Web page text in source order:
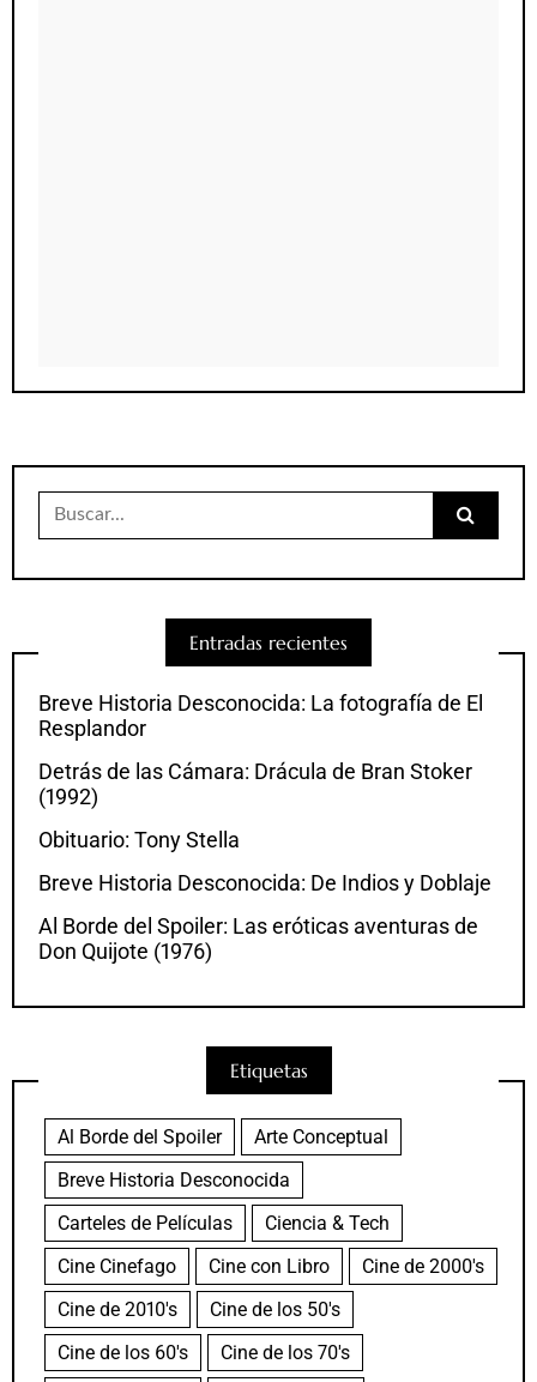
Buscar:
Entradas recientes
Breve Historia Desconocida: La fotografía de El
Resplandor
Detrás de las Cámara: Drácula de Bran Stoker
(1992)
Obituario: Tony Stella
Breve Historia Desconocida: De Indios y Doblaje
Al Borde del Spoiler: Las eróticas aventuras de
Don Quijote (1976)
Etiquetas
Al Borde del Spoiler
Arte Conceptual
Breve Historia Desconocida
Carteles de Películas
Ciencia & Tech
Cine Cinefago
Cine con Libro
Cine de 2000's
Cine de 2010's
Cine de los 50's
Cine de los 60's
Cine de los 70's